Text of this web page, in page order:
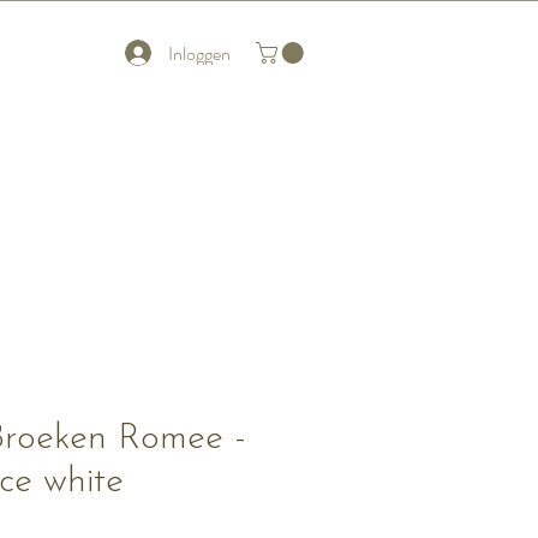
Inloggen
Romee -
white